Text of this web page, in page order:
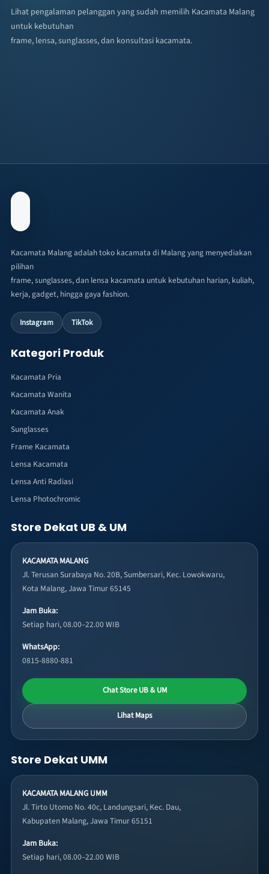
Lihat pengalaman pelanggan yang sudah memilih Kacamata Malang
untuk kebutuhan
frame, lensa, sunglasses, dan konsultasi kacamata.
Kacamata Malang adalah toko kacamata di Malang yang menyediakan
pilihan
frame, sunglasses, dan lensa kacamata untuk kebutuhan harian, kuliah,
kerja, gadget, hingga gaya fashion.
Instagram TikTok
Kategori Produk
Kacamata Pria
Kacamata Wanita
Kacamata Anak
Sunglasses
Frame Kacamata
Lensa Kacamata
Lensa Anti Radiasi
Lensa Photochromic
Store Dekat UB & UM
KACAMATA MALANG
Jl. Terusan Surabaya No. 20B, Sumbersari, Kec. Lowokwaru,
Kota Malang, Jawa Timur 65145
Jam Buka:
Setiap hari, 08.00–22.00 WIB
WhatsApp:
0815-8880-881
Chat Store UB & UM
Lihat Maps
Store Dekat UMM
KACAMATA MALANG UMM
Jl. Tirto Utomo No. 40c, Landungsari, Kec. Dau,
Kabupaten Malang, Jawa Timur 65151
Jam Buka:
Setiap hari, 08.00–22.00 WIB